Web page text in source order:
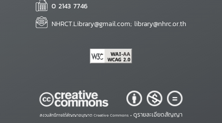
0 2143 7746
NHRCT.Library@gmail.com; library@nhrc.or.th
สงวนสิทธิ์ภายใต้สัญญาอนุญาต Creative Commons • ดูรายละเอียดสัญญา